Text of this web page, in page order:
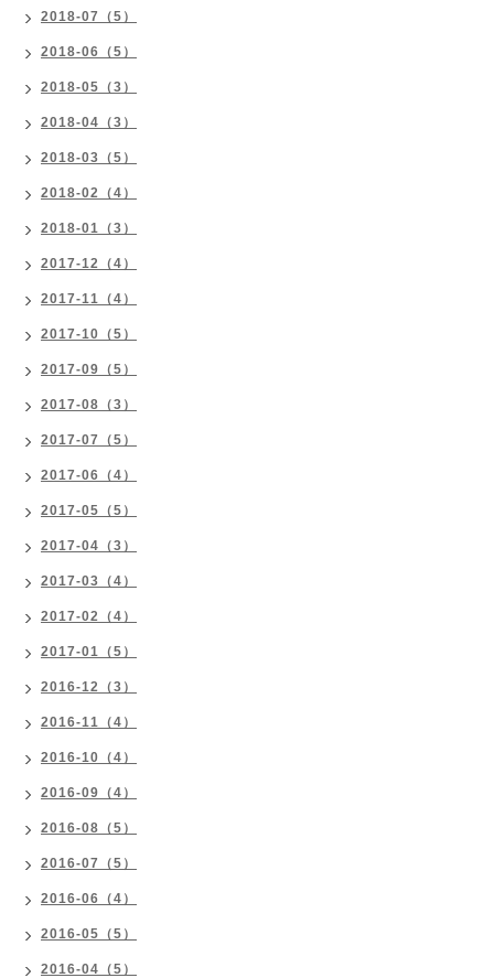
2018-07（5）
2018-06（5）
2018-05（3）
2018-04（3）
2018-03（5）
2018-02（4）
2018-01（3）
2017-12（4）
2017-11（4）
2017-10（5）
2017-09（5）
2017-08（3）
2017-07（5）
2017-06（4）
2017-05（5）
2017-04（3）
2017-03（4）
2017-02（4）
2017-01（5）
2016-12（3）
2016-11（4）
2016-10（4）
2016-09（4）
2016-08（5）
2016-07（5）
2016-06（4）
2016-05（5）
2016-04（5）